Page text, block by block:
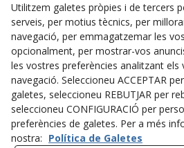
Política de
Termes i condicions
Dret de
Cookies
Mapa Web
Utilitzem galetes pròpies i de tercers
serveis, per motius tècnics, per
navegació, per emmagatzemar les
opcionalment, per mostrar-vos
les vostres preferències analitzant els
navegació. Seleccioneu ACCEPTAR
galetes, seleccioneu REBUTJAR per
seleccioneu CONFIGURACIÓ per
preferències de galetes. Per a més
nostra: Política de Galetes